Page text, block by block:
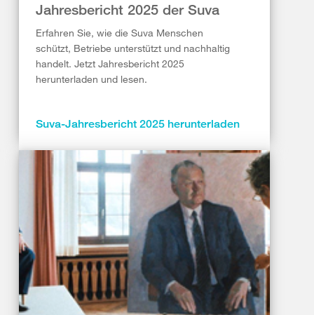
Jahresbericht 2025 der Suva
Erfahren Sie, wie die Suva Menschen
schützt, Betriebe unterstützt und nachhaltig
handelt. Jetzt Jahresbericht 2025
herunterladen und lesen.
Suva-Jahresbericht 2025 herunterladen